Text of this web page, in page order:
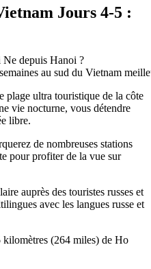
Jours 4-5 :
au sud du Vietnam
plage ultra touristique de la côte
vie nocturne, vous détendre
libre.
de nombreuses stations
pour profiter de la vue sur
auprès des touristes russes et
avec les langues russe et
(264 miles) de Ho